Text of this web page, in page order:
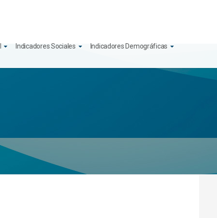
Indicadores Sociales Indicadores Demográficas